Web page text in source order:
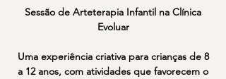
Sessão de Arteterapia Infantil na Clínica
Evoluar
Uma experiência criativa para crianças de 8
a 12 anos, com atividades que favorecem o